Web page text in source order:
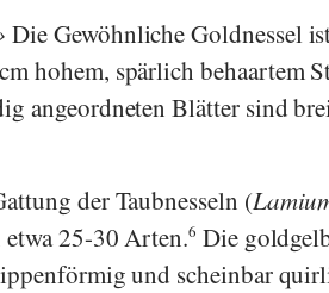
Die Gewöhnliche Goldnessel
hohem, spärlich behaartem
angeordneten Blätter sind
der Taubnesseln (
etwa 25-30 Arten.6 Die
und scheinbar